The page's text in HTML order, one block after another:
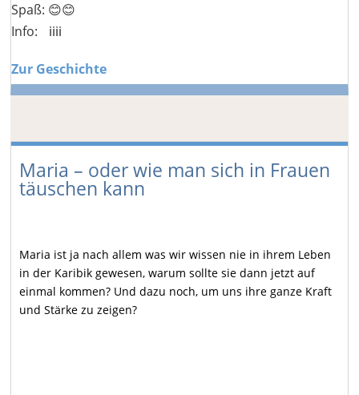
Spaß: 😊😊
Info:
ℹ️ℹ️ℹ️ℹ️
Zur Geschichte
Maria – oder wie man sich in Frauen
täuschen kann
Maria ist ja nach allem was wir wissen nie in ihrem Leben
in der Karibik gewesen, warum sollte sie dann jetzt auf
einmal kommen? Und dazu noch, um uns ihre ganze Kraft
und Stärke zu zeigen?